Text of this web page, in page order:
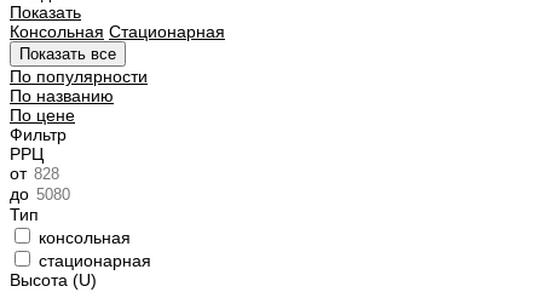
Показать
Консольная Стационарная
Показать все
По популярности
По названию
По цене
Фильтр
РРЦ
от
до
Тип
консольная
стационарная
Высота (U)